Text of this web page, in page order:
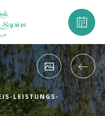
LEISTUNGS-